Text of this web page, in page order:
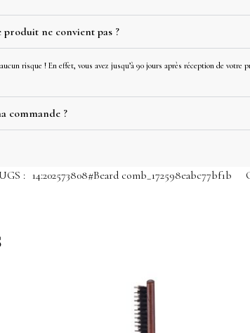
produit ne convient pas ?
risque ! En effet, vous avez jusqu’à 90 jours après réception de votre
commande ?
UGS : 14:202573808#Beard comb_172598eabc77bf1b